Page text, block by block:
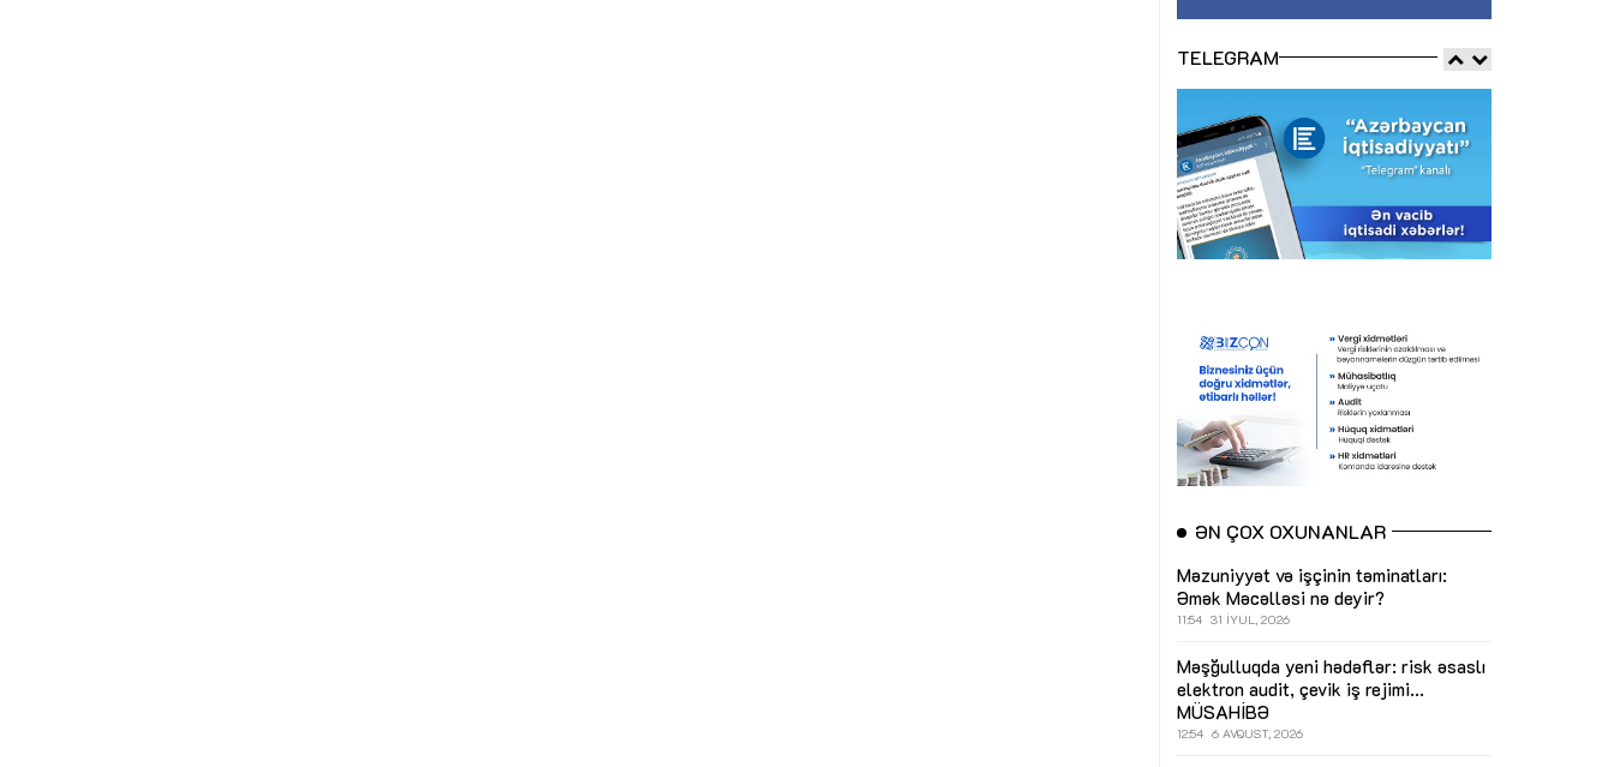
TELEGRAM
ƏN ÇOX OXUNANLAR
Məzuniyyət və işçinin təminatları:
Əmək Məcəlləsi nə deyir?
11:54 31 İYUL, 2026
Məşğulluqda yeni hədəflər: risk əsaslı
elektron audit, çevik iş rejimi...
MÜSAHİBƏ
12:54 6 AVQUST, 2026